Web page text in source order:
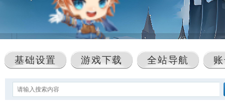
基础设置 游戏下载 全站导航